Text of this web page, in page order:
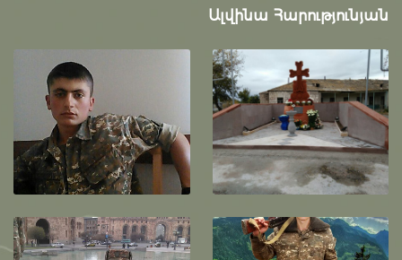
Ալվինա Հարությունյան